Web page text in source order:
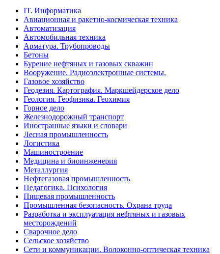
IT. Информатика
Авиационная и ракетно-космическая техника
Автоматизация
Автомобильная техника
Арматура. Трубопроводы
Бетоны
Бурение нефтяных и газовых скважин
Вооружение. Радиоэлектронные системы.
Газовое хозяйство
Геодезия. Картография. Маркшейдерское дело
Геология. Геофизика. Геохимия
Горное дело
Железнодорожный транспорт
Иностранные языки и словари
Лесная промышленность
Логистика
Машиностроение
Медицина и биоинженерия
Металлургия
Нефтегазовая промышленность
Педагогика. Психология
Пищевая промышленность
Промышленная безопасность. Охрана труда
Разработка и эксплуатация нефтяных и газовых
месторождений
Сварочное дело
Сельское хозяйство
Сети и коммуникации. Волоконно-оптическая техника